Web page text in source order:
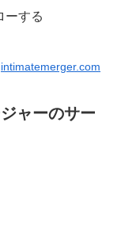
ーする
intimatemerger.com
ャーのサー